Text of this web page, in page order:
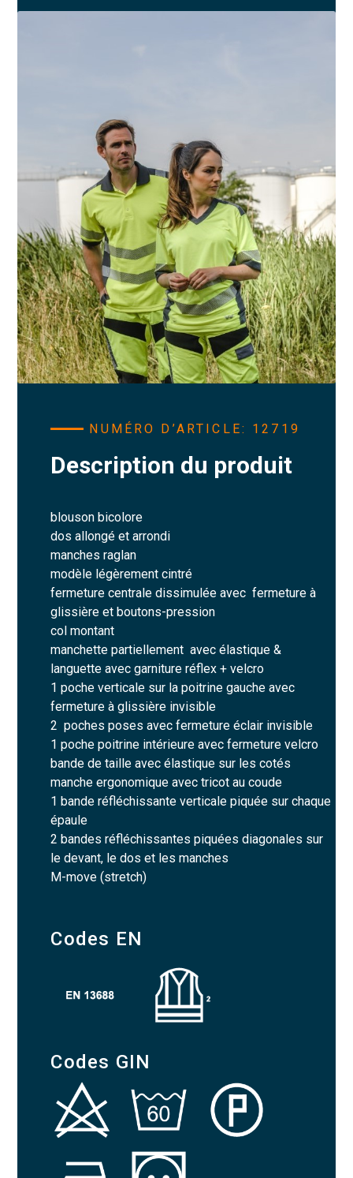
NUMÉRO D’ARTICLE: 12719
Description du produit
blouson bicolore
dos allongé et arrondi
manches raglan
modèle légèrement cintré
fermeture centrale dissimulée avec fermeture à
glissière et boutons-pression
col montant
manchette partiellement avec élastique &
languette avec garniture réflex + velcro
1 poche verticale sur la poitrine gauche avec
fermeture à glissière invisible
2 poches poses avec fermeture éclair invisible
1 poche poitrine intérieure avec fermeture velcro
bande de taille avec élastique sur les cotés
manche ergonomique avec tricot au coude
1 bande réfléchissante verticale piquée sur chaque
épaule
2 bandes réfléchissantes piquées diagonales sur
le devant, le dos et les manches
M-move (stretch)
Codes EN
Codes GIN